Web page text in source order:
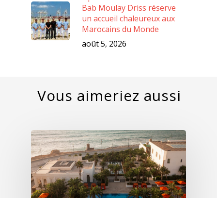
Bab Moulay Driss réserve
un accueil chaleureux aux
Marocains du Monde
août 5, 2026